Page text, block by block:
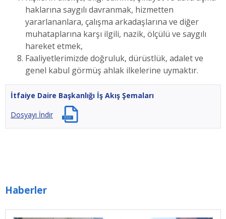
haklarına saygılı davranmak, hizmetten
yararlananlara, çalışma arkadaşlarına ve diğer
muhataplarına karşı ilgili, nazik, ölçülü ve saygılı
hareket etmek,
Faaliyetlerimizde doğruluk, dürüstlük, adalet ve
genel kabul görmüş ahlak ilkelerine uymaktır.
İtfaiye Daire Başkanlığı İş Akış Şemaları
Dosyayı İndir
Haberler